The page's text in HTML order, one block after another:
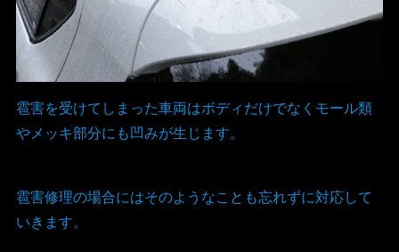
雹害を受けてしまった車両はボディだけでなくモール類
やメッキ部分にも凹みが生じます。
雹害修理の場合にはそのようなことも忘れずに対応して
いきます。